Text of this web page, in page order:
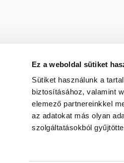
Ez a weboldal sütiket
Sütiket használunk a
biztosításához, valamint
elemező partnereinkkel
az adatokat más olyan
szolgáltatásokból